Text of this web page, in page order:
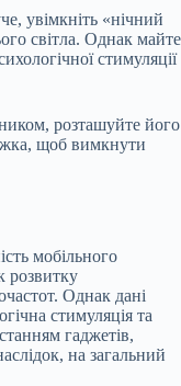
увімкніть «нічний
світла. Однак майте
стимуляції
розташуйте його
щоб вимкнути
мобільного
розвитку
Однак дані
стимуляція та
гаджетів,
на загальний